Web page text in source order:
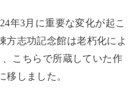
年3月に重要な変化が起こ
方志功記念館は老朽化によ
こちらで所蔵していた作
しました。